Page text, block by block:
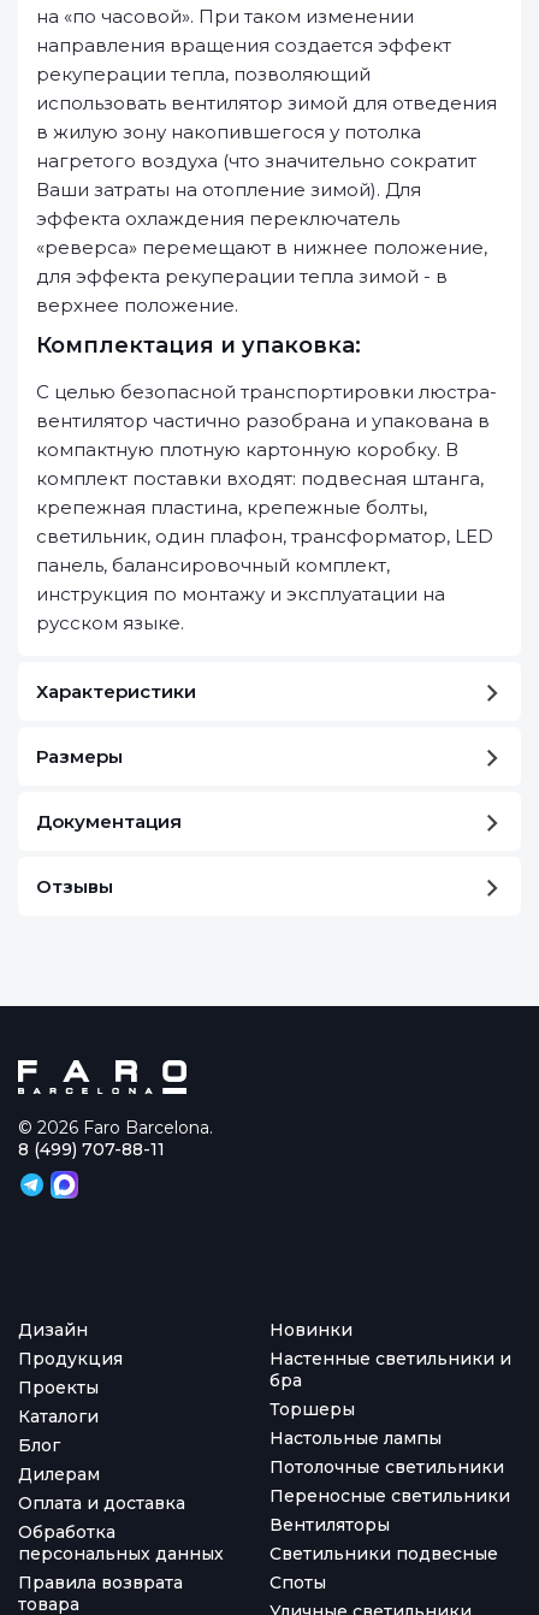
на «по часовой». При таком изменении
направления вращения создается эффект
рекуперации тепла, позволяющий
использовать вентилятор зимой для отведения
в жилую зону накопившегося у потолка
нагретого воздуха (что значительно сократит
Ваши затраты на отопление зимой). Для
эффекта охлаждения переключатель
«реверса» перемещают в нижнее положение,
для эффекта рекуперации тепла зимой - в
верхнее положение.
Комплектация и упаковка:
С целью безопасной транспортировки люстра-
вентилятор частично разобрана и упакована в
компактную плотную картонную коробку. В
комплект поставки входят: подвесная штанга,
крепежная пластина, крепежные болты,
светильник, один плафон, трансформатор, LED
панель, балансировочный комплект,
инструкция по монтажу и эксплуатации на
русском языке.
Характеристики
Размеры
Документация
Отзывы
© 2026 Faro Barcelona.
Дизайн
Продукция
Проекты
Каталоги
Блог
Дилерам
Оплата и доставка
Обработка
персональных данных
Правила возврата
товара
Новинки
Настенные светильники и
бра
Торшеры
Настольные лампы
Потолочные светильники
Переносные светильники
Вентиляторы
Светильники подвесные
Споты
8 (499) 707-88-11